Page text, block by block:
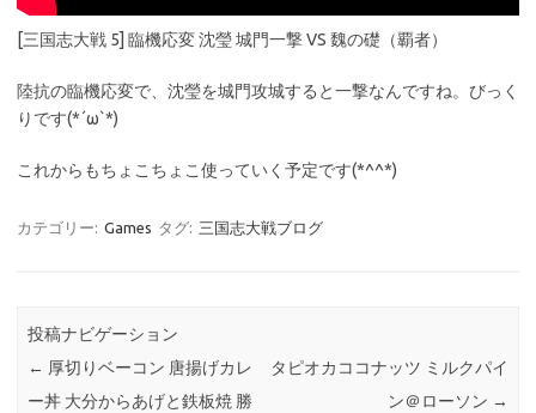
[三国志大戦 5] 臨機応変 沈瑩 城門一撃 VS 魏の礎（覇者）
陸抗の臨機応変で、沈瑩を城門攻城すると一撃なんですね。びっく
りです(*´ω`*)
これからもちょこちょこ使っていく予定です(*^^*)
カテゴリー: Games タグ: 三国志大戦ブログ
投稿ナビゲーション
← 厚切りベーコン 唐揚げカレ
ー丼 大分からあげと鉄板焼 勝
タピオカココナッツ ミルクパイ
ン＠ローソン →